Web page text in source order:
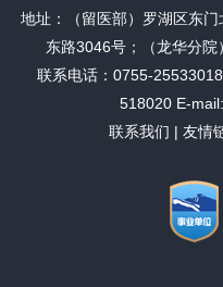
地址：（留医部）罗湖区东
东路3046号；（龙华分
联系电话：0755-
518020 E-
联系我们 | 友情